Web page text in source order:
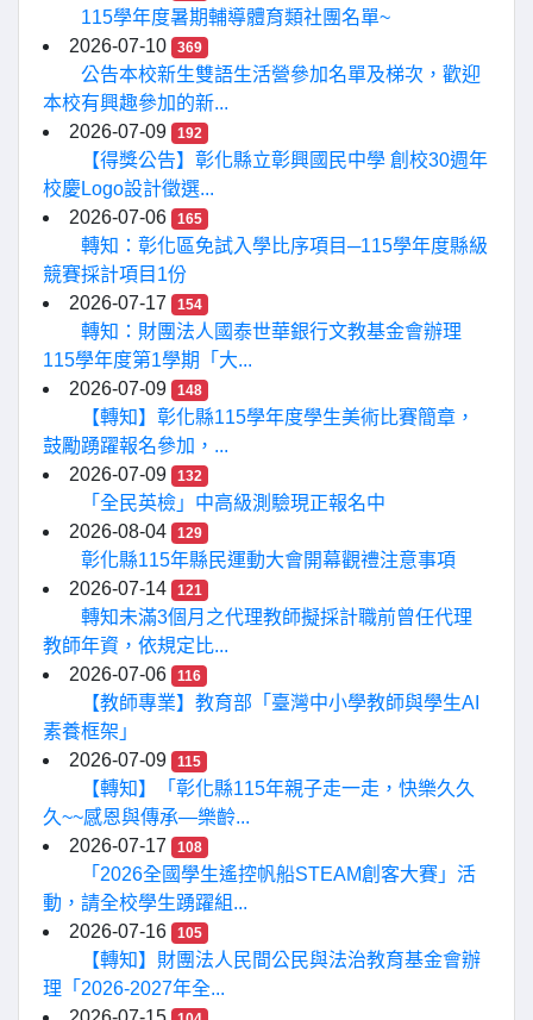
115學年度暑期輔導體育類社團名單~
2026-07-10
369
公告本校新生雙語生活營參加名單及梯次，歡迎
本校有興趣參加的新...
2026-07-09
192
【得獎公告】彰化縣立彰興國民中學 創校30週年
校慶Logo設計徵選...
2026-07-06
165
轉知：彰化區免試入學比序項目─115學年度縣級
競賽採計項目1份
2026-07-17
154
轉知：財團法人國泰世華銀行文教基金會辦理
115學年度第1學期「大...
2026-07-09
148
【轉知】彰化縣115學年度學生美術比賽簡章，
鼓勵踴躍報名參加，...
2026-07-09
132
「全民英檢」中高級測驗現正報名中
2026-08-04
129
彰化縣115年縣民運動大會開幕觀禮注意事項
2026-07-14
121
轉知未滿3個月之代理教師擬採計職前曾任代理
教師年資，依規定比...
2026-07-06
116
【教師專業】教育部「臺灣中小學教師與學生AI
素養框架」
2026-07-09
115
【轉知】「彰化縣115年親子走一走，快樂久久
久~~感恩與傳承—樂齡...
2026-07-17
108
「2026全國學生遙控帆船STEAM創客大賽」活
動，請全校學生踴躍組...
2026-07-16
105
【轉知】財團法人民間公民與法治教育基金會辦
理「2026-2027年全...